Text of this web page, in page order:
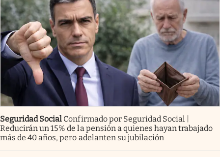
Seguridad Social Confirmado por Seguridad Social |
Reducirán un 15% de la pensión a quienes hayan trabajado
más de 40 años, pero adelanten su jubilación